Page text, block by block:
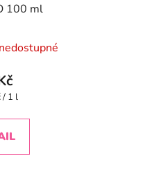
100 ml
/ 1 l